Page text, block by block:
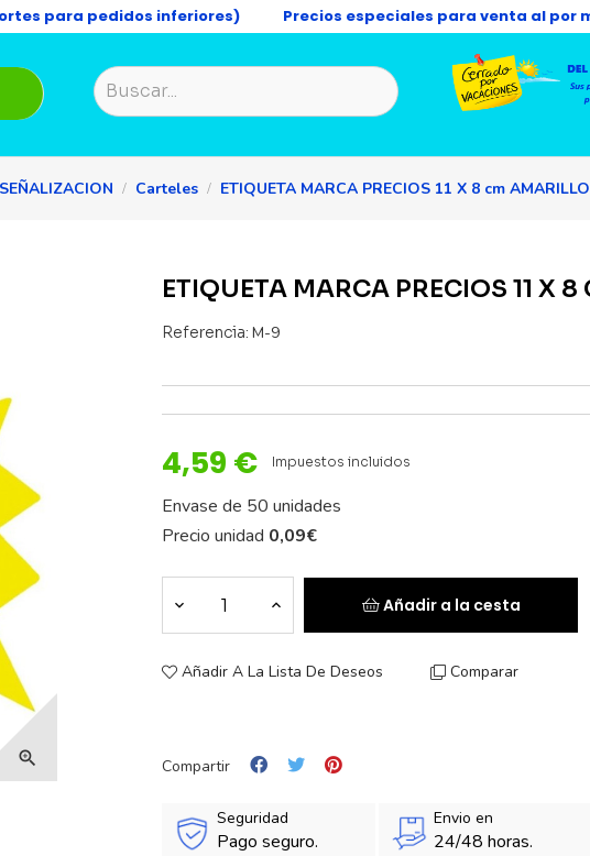
para pedidos inferiores) Precios especiales para venta al por
Carteles ETIQUETA MARCA PRECIOS 11 X 8 cm AMARILLO

ETIQUETA MARCA PRECIOS 11 X
Referencia: M-9
4,59 € Impuestos incluidos
Envase de 50 unidades
Precio unidad 0,09€
Añadir a la cesta
Añadir A La Lista De Deseos Comparar
Compartir
Seguridad
Pago seguro.
Envio en
24/48 horas.